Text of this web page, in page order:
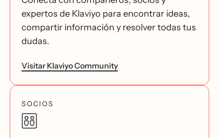
expertos de Klaviyo para encontrar ideas,
compartir información y resolver todas tus
dudas.
Visitar Klaviyo Community
SOCIOS